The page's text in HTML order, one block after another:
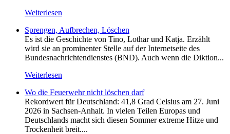
Weiterlesen
Sprengen, Aufbrechen, Löschen
Es ist die Geschichte von Tino, Lothar und Katja. Erzählt
wird sie an prominenter Stelle auf der Internetseite des
Bundesnachrichtendienstes (BND). Auch wenn die Diktion...
Weiterlesen
Wo die Feuerwehr nicht löschen darf
Rekordwert für Deutschland: 41,8 Grad Celsius am 27. Juni
2026 in Sachsen-Anhalt. In vielen Teilen Europas und
Deutschlands macht sich diesen Sommer extreme Hitze und
Trockenheit breit....